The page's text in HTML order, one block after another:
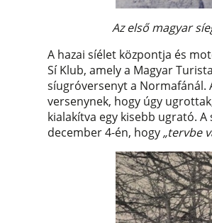
Az első magyar
A hazai síélet központja és
Sí Klub, amely a Magyar
síugróversenyt a Normafánál.
versenynek, hogy úgy
kialakítva egy kisebb ugrató.
december 4-én, hogy„tervbe